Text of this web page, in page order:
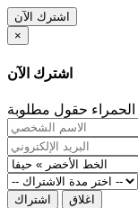
اشترك الآن
×
اشترك الآن
الحمراء حقول مطلوبة
اشتراك اغلاق